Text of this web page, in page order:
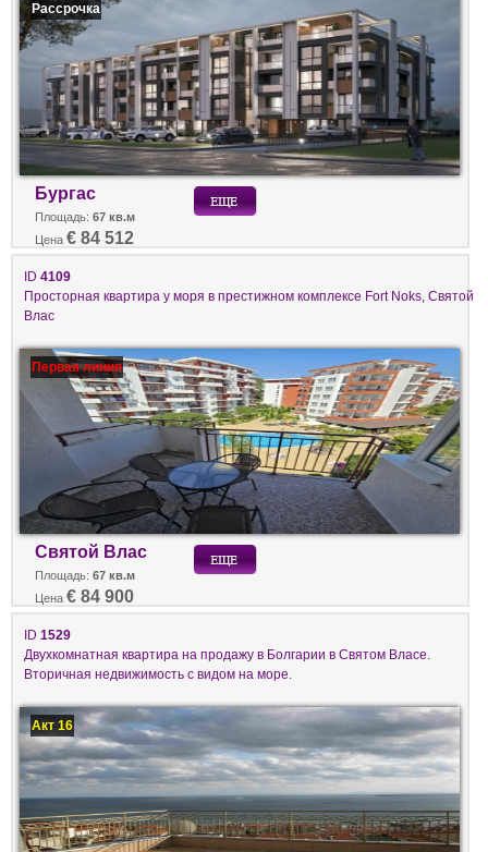
Рассрочка
Бургас
Площадь: 67 кв.м
Цена € 84 512
ID 4109
Просторная квартира у моря в престижном комплексе Fort Noks, Святой
Влас
Первая линия
Святой Влас
Площадь: 67 кв.м
Цена € 84 900
ID 1529
Двухкомнатная квартира на продажу в Болгарии в Святом Власе.
Вторичная недвижимость с видом на море.
Акт 16